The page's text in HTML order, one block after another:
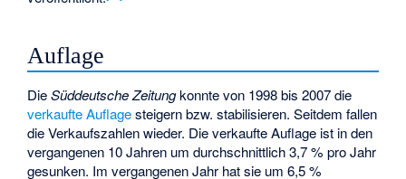
Auflage
DieSüddeutsche Zeitungkonnte von 1998 bis 2007 die
verkaufte Auflagesteigern bzw. stabilisieren. Seitdem fallen
die Verkaufszahlen wieder. Die verkaufte Auflage ist in den
vergangenen 10 Jahren um durchschnittlich 3,7 % pro Jahr
gesunken. Im vergangenen Jahr hat sie um 6,5 %